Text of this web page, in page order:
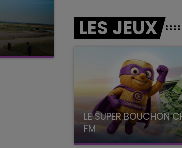
LES JEUX
LE SUPER BOUCHON
FM
avec La Famille